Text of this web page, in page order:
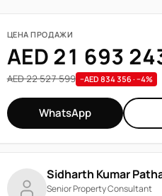
ЦЕНА ПРОДАЖИ
AED 21 693
AED 22 527 599 −AED 834 356 · −4%
WhatsApp
Sidharth Kumar
Senior Property Consultant